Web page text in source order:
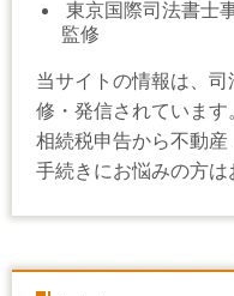
東京国際司法書士
監修
当サイトの情報は、
修・発信されています
相続税申告から不動
手続きにお悩みの方は